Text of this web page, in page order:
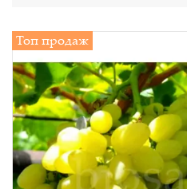
Топ продаж